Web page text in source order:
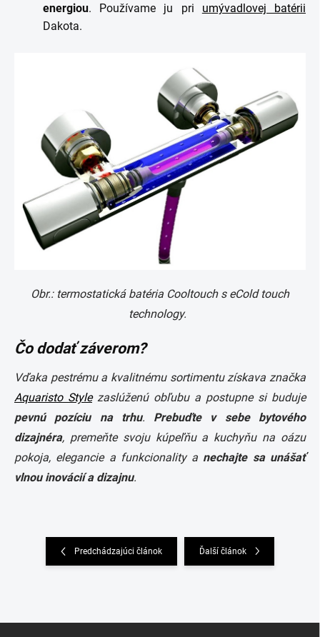
energiou. Používame ju pri umývadlovej batérii
Dakota.
Obr.: termostatická batéria Cooltouch s eCold touch
technology.
Čo dodať záverom?
Vďaka pestrému a kvalitnému sortimentu získava značka
Aquaristo Stylezaslúženú obľubu a postupne si buduje
pevnú pozíciu na trhu. Prebuďte v sebe bytového
dizajnéra, premeňte svoju kúpeľňu a kuchyňu na oázu
pokoja, elegancie a funkcionality a nechajte sa unášať
vlnou inovácií a dizajnu.
Predchádzajúci článok Ďalší článok